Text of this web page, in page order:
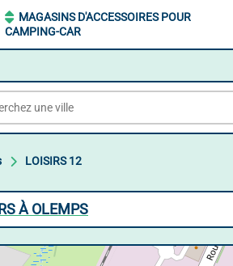
MAGASINS D'ACCESSOIRES POUR
CAMPING-CAR
LOISIRS 12
À OLEMPS